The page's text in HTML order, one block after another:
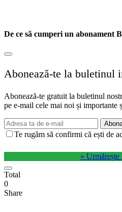
De ce să cumperi un abonament
Abonează-te la buletinul
Abonează-te gratuit la buletinul
pe e-mail cele mai noi și
Te rugăm să confirmi că ești de
» Urmărește
Total
0
Share